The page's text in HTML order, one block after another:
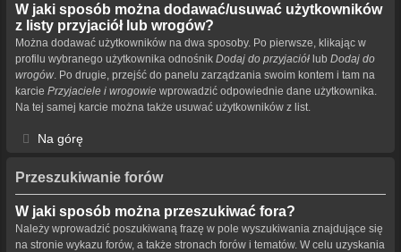
W jaki sposób można dodawać/usuwać użytkowników
z listy przyjaciół lub wrogów?
Można dodawać użytkowników na dwa sposoby. Po pierwsze, klikając w
profilu wybranego użytkownika odnośnik Dodaj do przyjaciół lub Dodaj do
wrogów . Po drugie, przejść do panelu zarządzania swoim kontem i tam na
karcie Przyjaciele i wrogowie wprowadzić odpowiednie dane użytkownika.
Na tej samej karcie można także usuwać użytkowników z list.
Na górę
Przeszukiwanie forów
W jaki sposób można przeszukiwać fora?
Należy wprowadzić poszukiwaną frazę w pole wyszukiwania znajdujące się
na stronie wykazu forów, a także stronach forów i tematów. W celu uzyskania